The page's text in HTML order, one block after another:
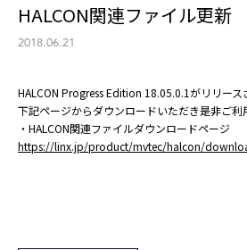
HALCON関連ファイル更新
2018.06.21
HALCON Progress Edition 18.05.0.1がリリース
下記ページからダウンロードいただき是非ご利
・HALCON関連ファイルダウンロードページ
https://linx.jp/product/mvtec/halcon/